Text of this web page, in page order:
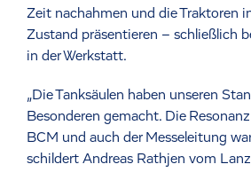
Zeit nachahmen und die Traktoren
Zustand präsentieren – schließlich
in der Werkstatt.
„Die Tanksäulen haben unseren
Besonderen gemacht. Die
BCM und auch der Messeleitung
schildert Andreas Rathjen vom